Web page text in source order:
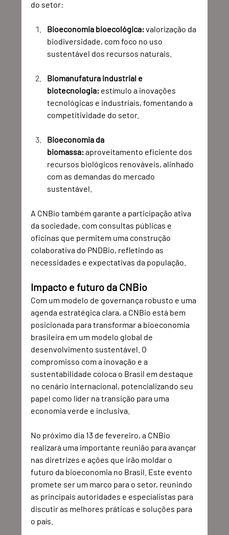
do setor:
Bioeconomia bioecológica: valorização da
biodiversidade, com foco no uso
sustentável dos recursos naturais.
Biomanufatura industrial e
biotecnologia: estímulo a inovações
tecnológicas e industriais, fomentando a
competitividade do setor.
Bioeconomia da
biomassa: aproveitamento eficiente dos
recursos biológicos renováveis, alinhado
com as demandas do mercado
sustentável.
A CNBio também garante a participação ativa
da sociedade, com consultas públicas e
oficinas que permitem uma construção
colaborativa do PNDBio, refletindo as
necessidades e expectativas da população.
Impacto e futuro da CNBio
Com um modelo de governança robusto e uma
agenda estratégica clara, a CNBio está bem
posicionada para transformar a bioeconomia
brasileira em um modelo global de
desenvolvimento sustentável. O
compromisso com a inovação e a
sustentabilidade coloca o Brasil em destaque
no cenário internacional, potencializando seu
papel como líder na transição para uma
economia verde e inclusiva.
No próximo dia 13 de fevereiro, a CNBio
realizará uma importante reunião para avançar
nas diretrizes e ações que irão moldar o
futuro da bioeconomia no Brasil. Este evento
promete ser um marco para o setor, reunindo
as principais autoridades e especialistas para
discutir as melhores práticas e soluções para
o país.